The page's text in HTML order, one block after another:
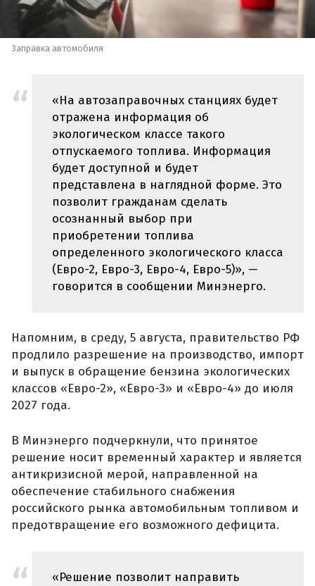
Заправка автомобиля
«На автозаправочных станциях будет
отражена информация об
экологическом классе такого
отпускаемого топлива. Информация
будет доступной и будет
представлена в наглядной форме. Это
позволит гражданам сделать
осознанный выбор при
приобретении топлива
определенного экологического класса
(Евро-2, Евро-3, Евро-4, Евро-5)», —
говорится в сообщении Минэнерго.
Напомним, в среду, 5 августа, правительство РФ
продлило разрешение на производство, импорт
и выпуск в обращение бензина экологических
классов «Евро-2», «Евро-3» и «Евро-4» до июля
2027 года.
В Минэнерго подчеркнули, что принятое
решение носит временный характер и является
антикризисной мерой, направленной на
обеспечение стабильного снабжения
российского рынка автомобильным топливом и
предотвращение его возможного дефицита.
«Решение позволит направить